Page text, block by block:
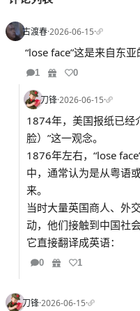
古渡春·2026-06-15·
“lose face”这是来自东
1 0
刀锋·2026-06-15·
1874年，美国报纸已经
脸）”这一观念。
1876年左右，“lose
中，通常认为是从粤语
来。
当时大量英国商人、外
动，他们接触到中国社
它直接翻译成英语：
0 1
刀锋·2026-06-15·